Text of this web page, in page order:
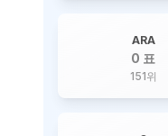
ARA
0 표
151위